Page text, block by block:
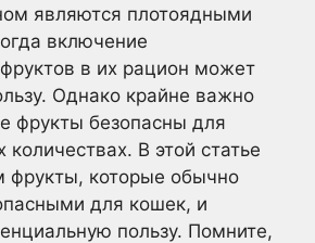
являются плотоядными
включение
в их рацион может
Однако крайне важно
фрукты безопасны для
количествах. В этой статье
фрукты, которые обычно
для кошек, и
пользу. Помните,